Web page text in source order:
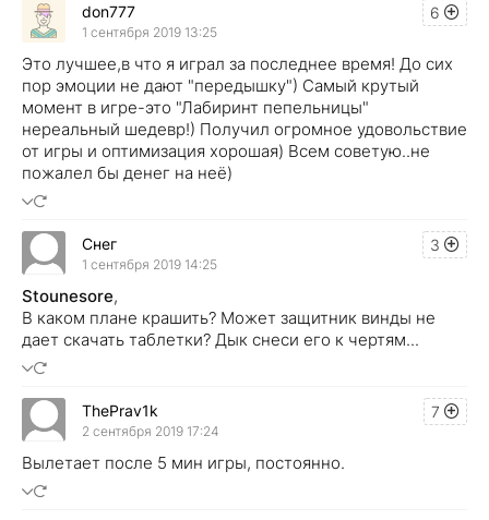
6
don777
1 сентября 2019 13:25
Это лучшее,в что я играл за последнее время! До сих
пор эмоции не дают "передышку") Самый крутый
момент в игре-это "Лабиринт пепельницы"
нереальный шедевр!) Получил огромное удовольствие
от игры и оптимизация хорошая) Всем советую..не
пожалел бы денег на неё)
3
Снег
1 сентября 2019 14:25
Stounesore,
В каком плане крашить? Может защитник винды не
дает скачать таблетки? Дык снеси его к чертям...
7
ThePrav1k
2 сентября 2019 17:24
Вылетает после 5 мин игры, постоянно.